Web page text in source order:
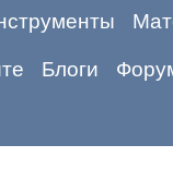
Блоги